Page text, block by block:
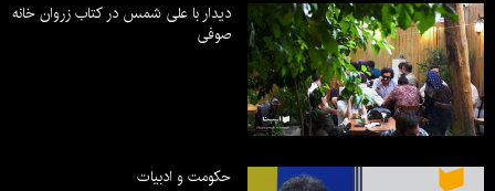
دیدار با علی شمس در کتاب زروان خانه
صوفی
حکومت و ادبیات